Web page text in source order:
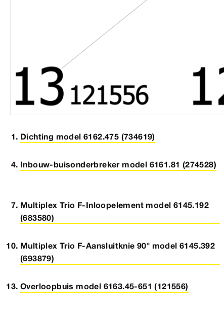
Dichting model 6162.475 (734619)
Inbouw-buisonderbreker model 6161.81 (274528)
Multiplex Trio F-Inloopelement model 6145.192
(683580)
Multiplex Trio F-Aansluitknie 90° model 6145.392
(693879)
Overloopbuis model 6163.45-651 (121556)